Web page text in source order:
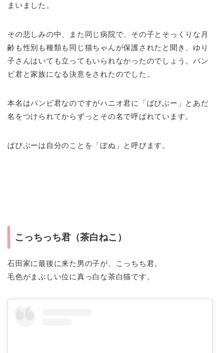
まいました。
その悲しみの中、また同じ病院で、その子とそっくりな月
齢も性別も種類も同じ猫ちゃんが保護されたと聞き、ゆり
子さんはいても立ってもいられなかったのでしょう。バン
ビ君と家族になる決意をされたのでした。
本名はバンビ君なのですがハニオ君に「ばびぶー」とあだ
名をつけられてからずっとその名で呼ばれています。
ばびぶーは自分のことを「ぽぬ」と呼びます。
こっちっち君（茶白ねこ）
石田家に最後に来た男の子が、こっちち君。
毛色がまぶしい位に真っ白な茶白猫です。